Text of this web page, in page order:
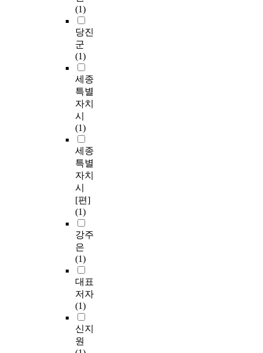
(1)
당진
군
(1)
세종
특별
자치
시
(1)
세종
특별
자치
시
[편]
(1)
강주
은
(1)
대표
저자
(1)
신지
원